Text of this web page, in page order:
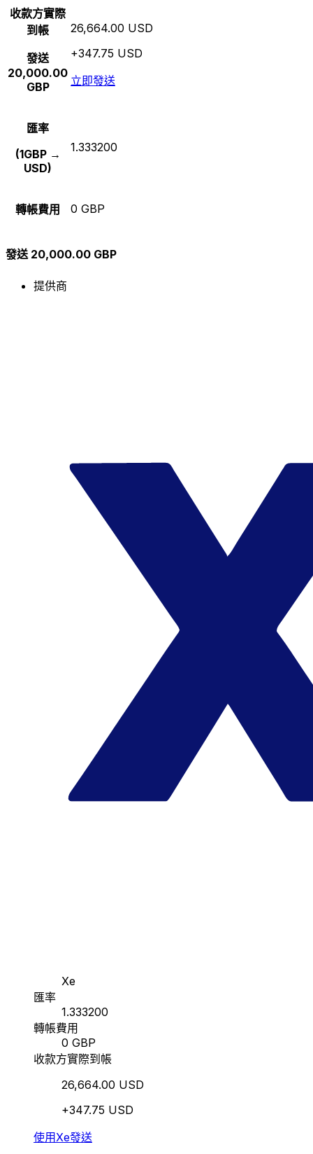
收款方實際
到帳
發送
20,000.00
GBP
26,664.00 USD
+347.75 USD
立即發送
匯率
(1GBP →
USD)
1.333200
轉帳費用 0 GBP
發送 20,000.00 GBP
提供商
Xe
匯率
1.333200
轉帳費用
0 GBP
收款方實際到帳
26,664.00 USD
+347.75 USD
使用Xe發送